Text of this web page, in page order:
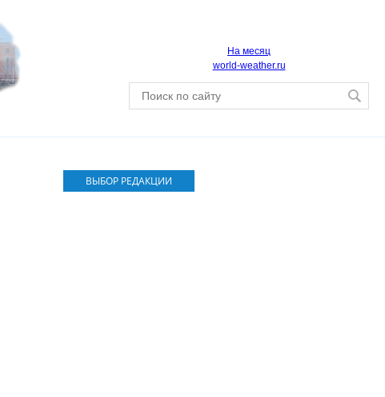
На месяц
world-weather.ru
ВЫБОР РЕДАКЦИИ